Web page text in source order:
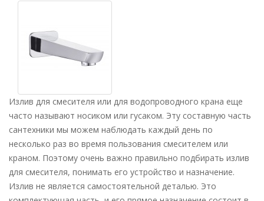
Излив для смесителя или для водопроводного крана еще
часто называют носиком или гусаком. Эту составную часть
сантехники мы можем наблюдать каждый день по
несколько раз во время пользования смесителем или
краном. Поэтому очень важно правильно подбирать излив
для смесителя, понимать его устройство и назначение.
Излив не является самостоятельной деталью. Это